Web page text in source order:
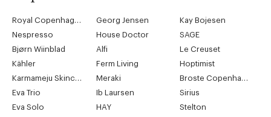
Royal Copenhagen Georg Jensen
Kay Bojesen
Nespresso
House Doctor
SAGE
Bjørn Wiinblad
Alfi
Le Creuset
Kähler
Ferm Living
Hoptimist
Karmameju Skincare
Meraki
Broste Copenhagen
Eva Trio
Ib Laursen
Sirius
Eva Solo
HAY
Stelton